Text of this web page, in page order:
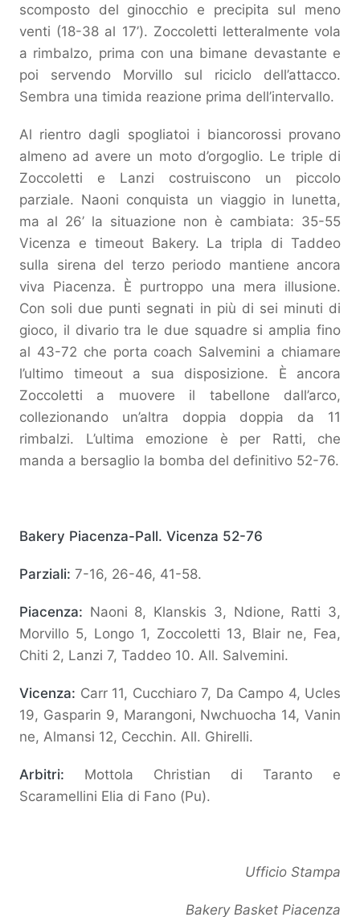
scomposto del ginocchio e precipita sul meno
venti (18-38 al 17’). Zoccoletti letteralmente vola
a rimbalzo, prima con una bimane devastante e
poi servendo Morvillo sul riciclo dell’attacco.
Sembra una timida reazione prima dell’intervallo.
Al rientro dagli spogliatoi i biancorossi provano
almeno ad avere un moto d’orgoglio. Le triple di
Zoccoletti e Lanzi costruiscono un piccolo
parziale. Naoni conquista un viaggio in lunetta,
ma al 26’ la situazione non è cambiata: 35-55
Vicenza e timeout Bakery. La tripla di Taddeo
sulla sirena del terzo periodo mantiene ancora
viva Piacenza. È purtroppo una mera illusione.
Con soli due punti segnati in più di sei minuti di
gioco, il divario tra le due squadre si amplia fino
al 43-72 che porta coach Salvemini a chiamare
l’ultimo timeout a sua disposizione. È ancora
Zoccoletti a muovere il tabellone dall’arco,
collezionando un’altra doppia doppia da 11
rimbalzi. L’ultima emozione è per Ratti, che
manda a bersaglio la bomba del definitivo 52-76.
Bakery Piacenza-Pall. Vicenza 52-76
Parziali: 7-16, 26-46, 41-58.
Piacenza: Naoni 8, Klanskis 3, Ndione, Ratti 3,
Morvillo 5, Longo 1, Zoccoletti 13, Blair ne, Fea,
Chiti 2, Lanzi 7, Taddeo 10. All. Salvemini.
Vicenza: Carr 11, Cucchiaro 7, Da Campo 4, Ucles
19, Gasparin 9, Marangoni, Nwchuocha 14, Vanin
ne, Almansi 12, Cecchin. All. Ghirelli.
Arbitri: Mottola Christian di Taranto e
Scaramellini Elia di Fano (Pu).
Ufficio Stampa
Bakery Basket Piacenza